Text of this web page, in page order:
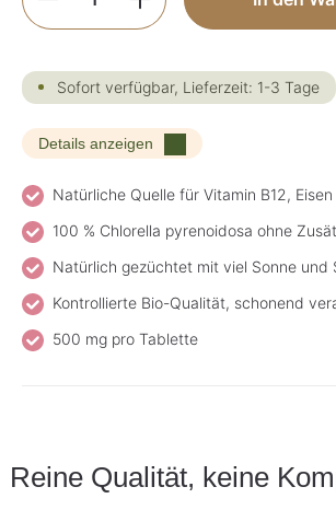
Sofort verfügbar, Lieferzeit: 1-3 Tage
Details anzeigen
Natürliche Quelle für Vitamin B12,
100 % Chlorella pyrenoidosa ohne
Natürlich gezüchtet mit viel Sonne und
Kontrollierte Bio-Qualität, schonend
500 mg pro Tablette
Reine Qualität, keine